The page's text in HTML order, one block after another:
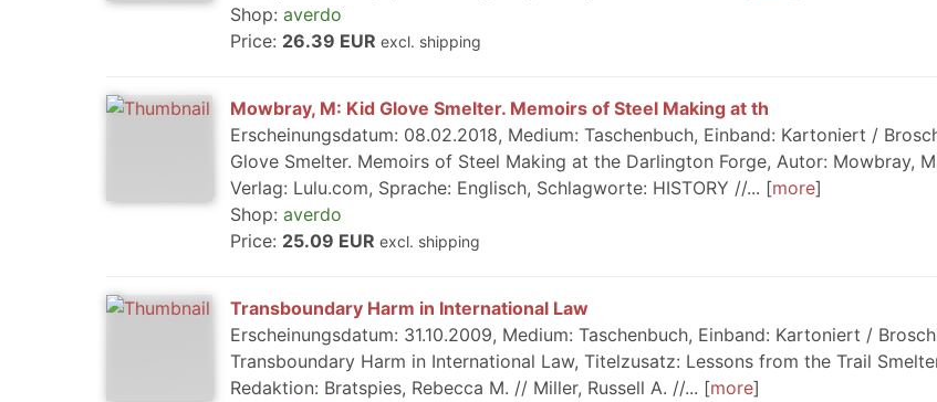
Shop: averdo
Price: 26.39 EUR excl. shipping
Mowbray, M: Kid Glove Smelter. Memoirs of Steel Making at th
Erscheinungsdatum: 08.02.2018, Medium: Taschenbuch, Einband: Kartoniert /
Glove Smelter. Memoirs of Steel Making at the Darlington Forge, Autor: Mowbray,
Verlag: Lulu.com, Sprache: Englisch, Schlagworte: HISTORY //...
more
Shop: averdo
Price: 25.09 EUR excl. shipping
Transboundary Harm in International Law
Erscheinungsdatum: 31.10.2009, Medium: Taschenbuch, Einband: Kartoniert /
Transboundary Harm in International Law, Titelzusatz: Lessons from the Trail
Redaktion: Bratspies, Rebecca M. // Miller, Russell A. //...
more